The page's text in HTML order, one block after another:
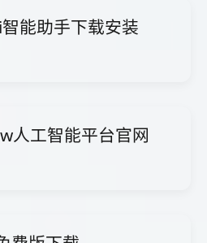
能助手下载安装
人工智能平台官网